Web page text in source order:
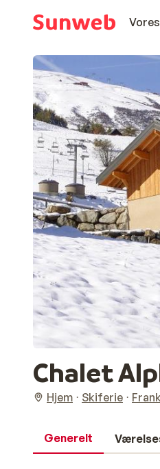
Chalet
Hjem Skiferie
Generelt